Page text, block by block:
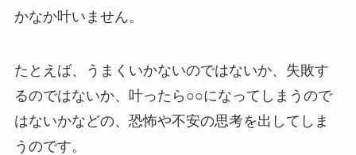
かなか叶いません。
たとえば、うまくいかないのではないか、失敗す
るのではないか、叶ったら○○になってしまうので
はないかなどの、恐怖や不安の思考を出してしま
うのです。